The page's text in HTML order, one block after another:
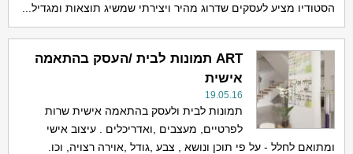
הסטודיו מציע לעסקים שדרוג מהיר ויצירתי שמשיג תוצאות ומגדיל...
ART תמונות לבית /העסק בהתאמה
אישית
19.05.16
תמונות לבית ולעסק בהתאמה אישית שרות
לפרטיים, מעצבים ,ואדריכלים . עיצוב אישי
ומתואם לחלל - על פי תוכן ונושא , צבע ,גודל ,אוירה רצויה, וכו.